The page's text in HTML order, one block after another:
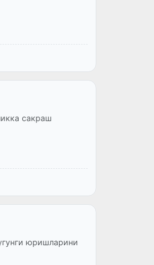
сакраш
юришларини